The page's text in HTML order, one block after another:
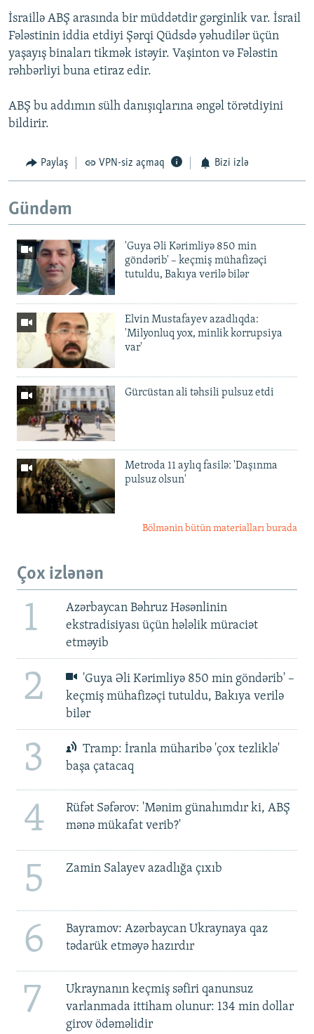
İsraillə ABŞ arasında bir müddətdir gərginlik var. İsrail
Fələstinin iddia etdiyi Şərqi Qüdsdə yəhudilər üçün
yaşayış binaları tikmək istəyir. Vaşinton və Fələstin
rəhbərliyi buna etiraz edir.
ABŞ bu addımın sülh danışıqlarına əngəl törətdiyini
bildirir.
Paylaş VPN-siz açmaq Bizi izlə
Gündəm
'Guya Əli Kərimliyə 850 min
göndərib' – keçmiş mühafizəçi
tutuldu, Bakıya verilə bilər
Elvin Mustafayev azadlıqda:
'Milyonluq yox, minlik korrupsiya
var'
Gürcüstan ali təhsili pulsuz etdi
Metroda 11 aylıq fasilə: 'Daşınma
pulsuz olsun'
Bölmənin bütün materialları burada
Çox izlənən
1
Azərbaycan Bəhruz Həsənlinin
ekstradisiyası üçün hələlik müraciət
etməyib
2
'Guya Əli Kərimliyə 850 min göndərib' –
keçmiş mühafizəçi tutuldu, Bakıya verilə
bilər
3
Tramp: İranla müharibə 'çox tezliklə'
başa çatacaq
4
Rüfət Səfərov: 'Mənim günahımdır ki, ABŞ
mənə mükafat verib?'
5 Zamin Salayev azadlığa çıxıb
6
Bayramov: Azərbaycan Ukraynaya qaz
tədarük etməyə hazırdır
7
Ukraynanın keçmiş səfiri qanunsuz
varlanmada ittiham olunur: 134 min dollar
girov ödəməlidir